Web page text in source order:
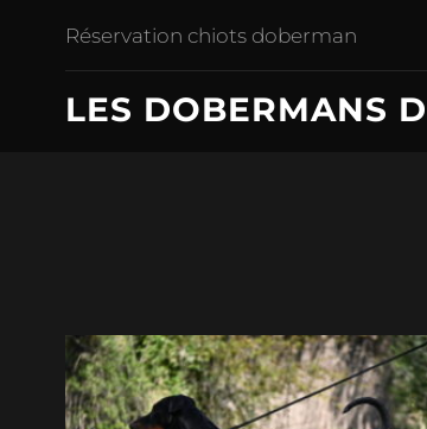
Réservation chiots doberman
LES DOBERMANS